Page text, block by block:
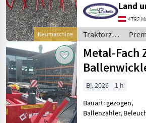
Neumaschine
Euroaufnahme • ideal für
Frontlader /
Traktorzubehör
Anbau
4792
Traktorzubehör
/ Metal-
Fach
Metal-Fach
mit
Bj. 2026
1 h
Bauart: gezogen,
Ballenzähler,